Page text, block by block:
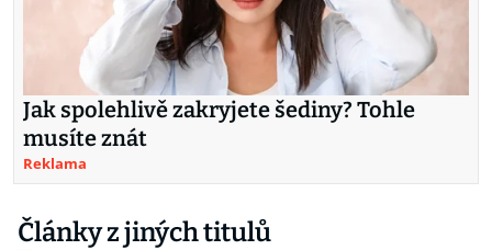
Jak spolehlivě zakryjete šediny? Tohle
musíte znát
Reklama
Články z jiných titulů